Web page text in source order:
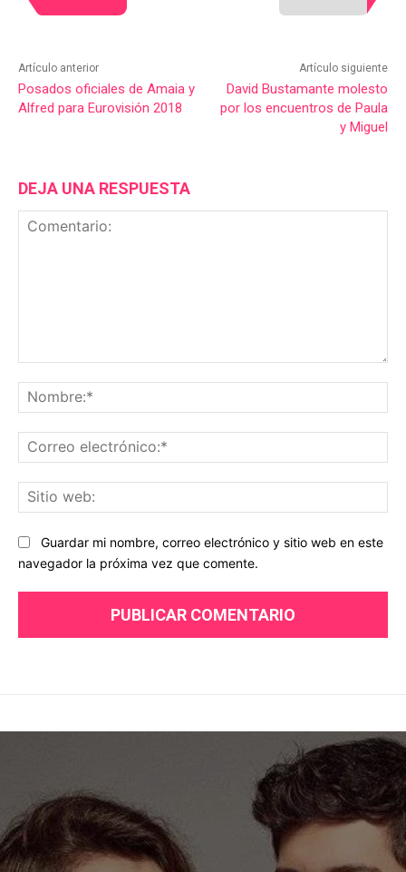
Artículo anterior
Posados oficiales de Amaia y
Alfred para Eurovisión 2018
Artículo siguiente
David Bustamante molesto
por los encuentros de Paula
y Miguel
DEJA UNA RESPUESTA
Guardar mi nombre, correo electrónico y sitio web en este
navegador la próxima vez que comente.